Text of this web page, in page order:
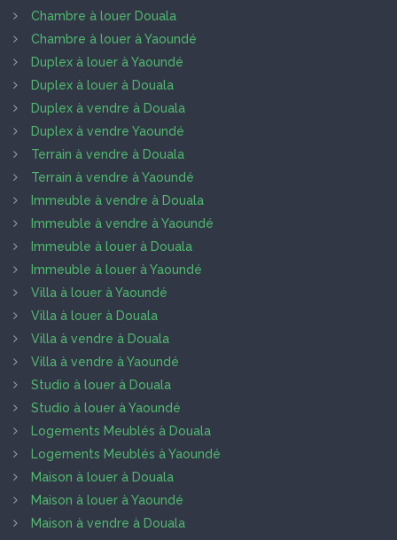
Chambre à louer Douala
Chambre à louer à Yaoundé
Duplex à louer à Yaoundé
Duplex à louer à Douala
Duplex à vendre à Douala
Duplex à vendre Yaoundé
Terrain à vendre à Douala
Terrain à vendre à Yaoundé
Immeuble à vendre à Douala
Immeuble à vendre à Yaoundé
Immeuble à louer à Douala
Immeuble à louer à Yaoundé
Villa à louer à Yaoundé
Villa à louer à Douala
Villa à vendre à Douala
Villa à vendre à Yaoundé
Studio à louer à Douala
Studio à louer à Yaoundé
Logements Meublés à Douala
Logements Meublés à Yaoundé
Maison à louer à Douala
Maison à louer à Yaoundé
Maison à vendre à Douala